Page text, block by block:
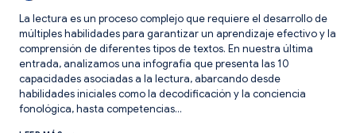
La lectura es un proceso complejo que requiere el desarrollo de
múltiples habilidades para garantizar un aprendizaje efectivo y la
comprensión de diferentes tipos de textos. En nuestra última
entrada, analizamos una infografía que presenta las 10
capacidades asociadas a la lectura, abarcando desde
habilidades iniciales como la decodificación y la conciencia
fonológica, hasta competencias…